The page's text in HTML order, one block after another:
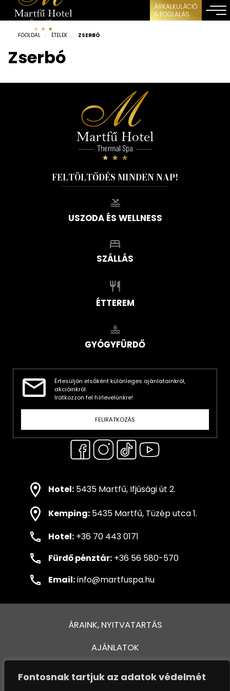
Fontosnak tartjuk az adatok védelmét
ÁRKALKULÁCIÓ
& FOGLALÁS
FŐOLDAL / ÉTELEK / ZSERBÓ
Zserbó
FELTÖLTŐDÉS MINDEN NAP!
USZODA ÉS WELLNESS
SZÁLLÁS
ÉTTEREM
GYÓGYFÜRDŐ
Értesüljön elsőként különleges ajánlatainkról,
akcióinkról.
Iratkozzon fel hírlevelünkre!
FELIRATKOZÁS
Hotel: 5435 Martfű, Ifjúsági út 2.
Kemping: 5435 Martfű, Tüzép utca 1.
Hotel: +36 70 443 0171
Fürdő pénztár: +36 56 580-570
Email:info@martfuspa.hu
ÁRAINK, NYITVATARTÁS
AJÁNLATOK